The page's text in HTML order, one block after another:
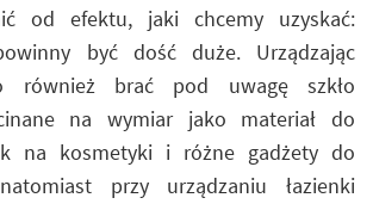
od efektu, jaki chcemy uzyskać:
być dość duże. Urządzając
również brać pod uwagę szkło
na wymiar jako materiał do
na kosmetyki i różne gadżety do
przy urządzaniu łazienki